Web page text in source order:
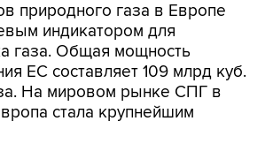
природного газа в Европе
индикатором для
газа. Общая мощность
ЕС составляет 109 млрд куб.
На мировом рынке СПГ в
стала крупнейшим